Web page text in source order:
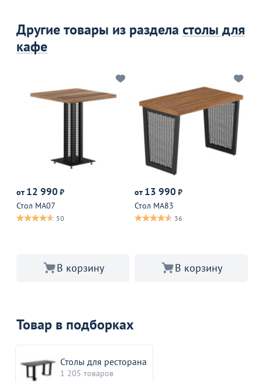
Другие товары из раздела столы для
кафе
от 12 990 ₽
Стол МА07
50
В корзину
от 13 990 ₽
Стол МА83
36
В корзину
Товар в подборках
Столы для ресторана
1 205 товаров